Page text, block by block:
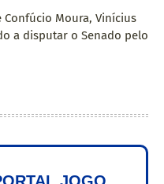
Confúcio Moura, Vinícius
a disputar o Senado pelo
JOGO